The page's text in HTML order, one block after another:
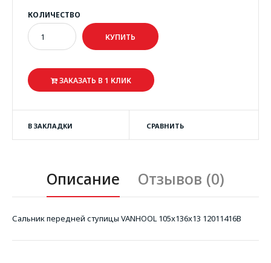
КОЛИЧЕСТВО
ЗАКАЗАТЬ В 1 КЛИК
В ЗАКЛАДКИ СРАВНИТЬ
Описание Отзывов (0)
Сальник передней ступицы VANHOOL 105x136x13 12011416B